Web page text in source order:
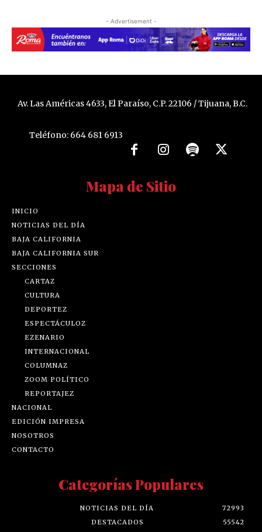
- Advertisement -
Av. Las Américas 4633, El Paraíso, C.P. 22106 / Tijuana, B.C.
Teléfono: 664 681 6913
Mapa de Sitio
INICIO
NOTICIAS DEL DÍA
BAJA CALIFORNIA
BAJA CALIFORNIA SUR
SECCIONES
CARTAZ
CULTURA
DEPORTEZ
ESPECTÁCULOZ
EZENARIO
INTERNACIONAL
COLUMNAZ
ZOOM POLÍTICO
REPORTAJEZ
NACIONAL
EDICIÓN IMPRESA
NOSOTROS
CONTACTO
Categorías Populares
NOTICIAS DEL DÍA
72993
DESTACADOS
55542